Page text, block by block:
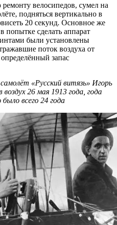
велосипедов, сумел на
подняться вертикально в
20 секунд. Основное же
попытке сделать аппарат
были установлены
поток воздуха от
запас
«Русский витязь» Игорь
воздух 26 мая 1913 года, года
всего 24 года